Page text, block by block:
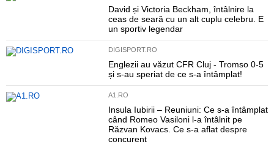
David și Victoria Beckham, întâlnire la
ceas de seară cu un alt cuplu celebru. E
un sportiv legendar
DIGISPORT.RO
Englezii au văzut CFR Cluj - Tromso 0-5
și s-au speriat de ce s-a întâmplat!
A1.RO
Insula Iubirii – Reuniuni: Ce s-a întâmplat
când Romeo Vasiloni l-a întâlnit pe
Răzvan Kovacs. Ce s-a aflat despre
concurent